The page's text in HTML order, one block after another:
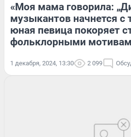
«Моя мама говорила:
музыкантов начнется с
юная певица покоряет
фольклорными
1 декабря, 2024, 13:30 2 099